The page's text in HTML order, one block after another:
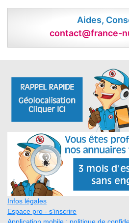
Aides,
contact@france-
Infos légales
Espace pro - s'inscrire